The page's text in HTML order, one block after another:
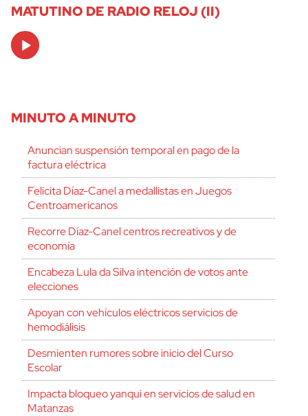
MATUTINO DE RADIO RELOJ (II)
Audio
Player
MINUTO A MINUTO
Anuncian suspensión temporal en pago de la
factura eléctrica
Felicita Díaz-Canel a medallistas en Juegos
Centroamericanos
Recorre Díaz-Canel centros recreativos y de
economía
Encabeza Lula da Silva intención de votos ante
elecciones
Apoyan con vehículos eléctricos servicios de
hemodiálisis
Desmienten rumores sobre inicio del Curso
Escolar
Impacta bloqueo yanqui en servicios de salud en
Matanzas